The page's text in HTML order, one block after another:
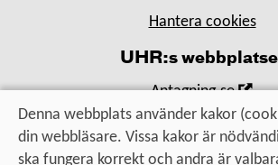
Hantera cookies
UHR:s
Antagning.se
,
i
nytt
Universityadmissions.se
Uhr.se ,
Denna webbplats använder kakor
din webbläsare. Vissa kakor är
ska fungera korrekt och andra är